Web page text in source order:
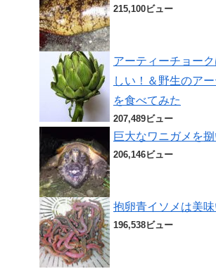
215,100ビュー
アーティーチョー
しい！＆野生のア
を食べてみた
207,489ビュー
巨大なワニガメを
206,146ビュー
抱卵青イソメは美
196,538ビュー